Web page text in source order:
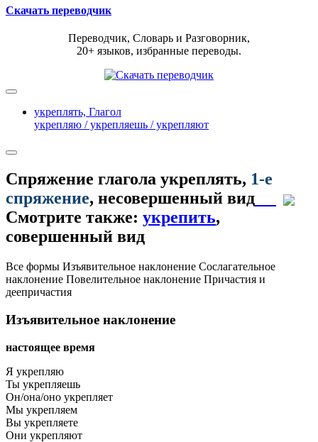
Скачать переводчик
Переводчик, Словарь и Разговорник,
20+ языков, избранные переводы.
укреплять, Глагол
укрепляю / укрепляешь / укрепляют
Спряжение глагола укреплять, 1-е
спряжение, несовершенный вид
Смотрите также: укрепить,
совершенный вид
Все формы Изъявительное наклонение Сослагательное
наклонение Повелительное наклонение Причастия и
деепричастия
Изъявительное наклонение
настоящее время
Я укрепляю
Ты укрепляешь
Он/она/оно укрепляет
Мы укрепляем
Вы укрепляете
Они укрепляют